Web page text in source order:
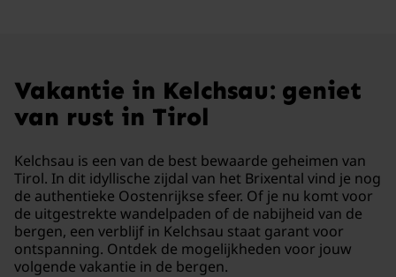
Vakantie in Kelchsau: geniet
van rust in Tirol
Kelchsau is een van de best bewaarde geheimen van
Tirol. In dit idyllische zijdal van het Brixental vind je nog
de authentieke Oostenrijkse sfeer. Of je nu komt voor
de uitgestrekte wandelpaden of de nabijheid van de
bergen, een verblijf in Kelchsau staat garant voor
ontspanning. Ontdek de mogelijkheden voor jouw
volgende vakantie in de bergen.